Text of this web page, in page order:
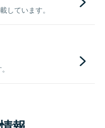
しています。